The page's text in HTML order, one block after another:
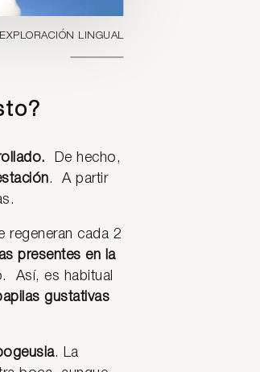
EXPLORACIÓN LINGUAL
De hecho,
. A partir
regeneran cada 2
presentes en la
Así, es habitual
gustativas
. La